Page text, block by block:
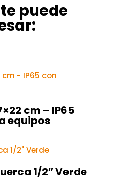
puede
cm – IP65
equipos
1/2″ Verde